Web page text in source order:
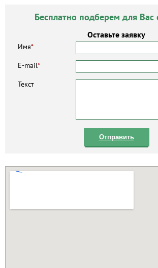
Бесплатно подберем для Вас
Оставьте заявку
Имя*
E-mail*
Текст
Отправить